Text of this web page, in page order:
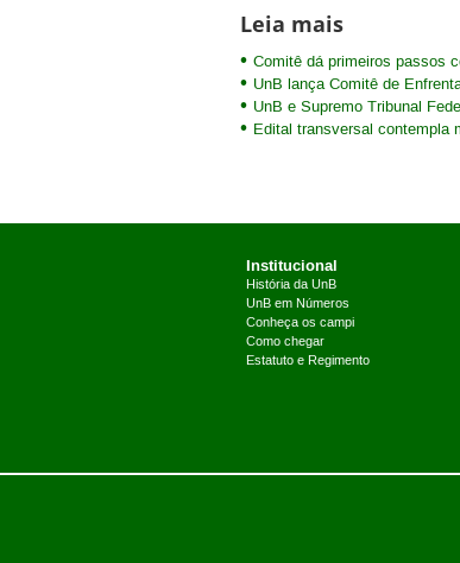
Leia mais
Comitê dá primeiros passos
UnB lança Comitê de
UnB e Supremo Tribunal
Edital transversal contempla
Institucional
História da UnB
UnB em Números
Conheça os campi
Como chegar
Estatuto e Regimento